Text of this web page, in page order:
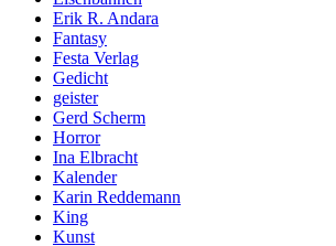
Erik R. Andara
Fantasy
Festa Verlag
Gedicht
geister
Gerd Scherm
Horror
Ina Elbracht
Kalender
Karin Reddemann
King
Kunst